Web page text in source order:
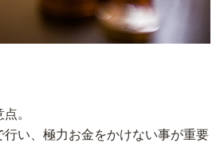
。
い、極力お金をかけない事が重要